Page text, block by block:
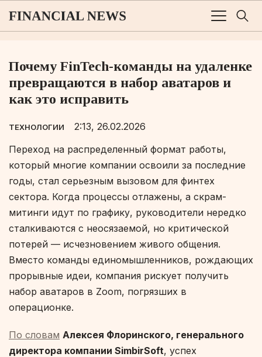
Почему FinTech-команды на удаленке
превращаются в набор аватаров и
как это исправить
ТЕХНОЛОГИИ
2:13, 26.02.2026
Переход на распределенный формат работы,
который многие компании освоили за последние
годы, стал серьезным вызовом для финтех
сектора. Когда процессы отлажены, а скрам-
митинги идут по графику, руководители нередко
сталкиваются с неосязаемой, но критической
потерей — исчезновением живого общения.
Вместо команды единомышленников, рождающих
прорывные идеи, компания рискует получить
набор аватаров в Zoom, погрязших в
операционке.
По словам Алексея Флоринского, генерального
директора компании SimbirSoft, успех